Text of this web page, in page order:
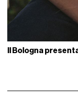
Il Bologna